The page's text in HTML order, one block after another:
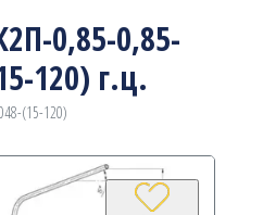
0,85-0,85-
120) г.ц.
(15-120)